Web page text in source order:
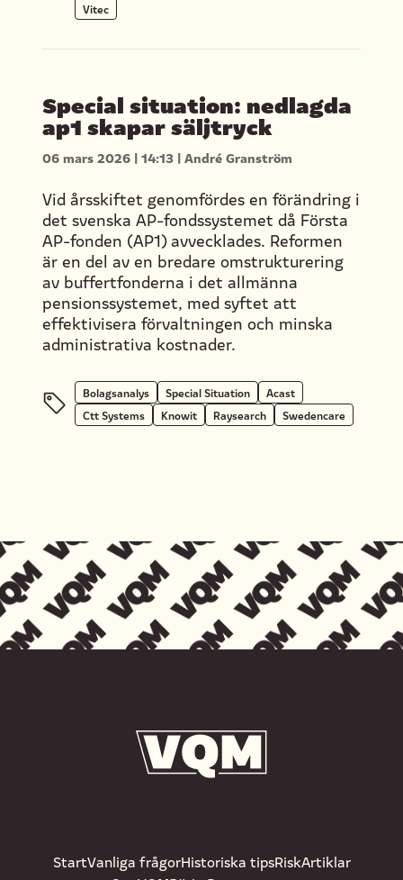
Vitec
Special situation: nedlagda
ap1 skapar säljtryck
06 mars 2026 |14:13 |André Granström
Vid årsskiftet genomfördes en förändring i
det svenska AP-fondssystemet då Första
AP-fonden (AP1) avvecklades. Reformen
är en del av en bredare omstrukturering
av buffertfonderna i det allmänna
pensionssystemet, med syftet att
effektivisera förvaltningen och minska
administrativa kostnader.
Bolagsanalys Special Situation
Acast
Ctt Systems
Knowit Raysearch Swedencare
StartVanliga frågorHistoriska tipsRiskArtiklar